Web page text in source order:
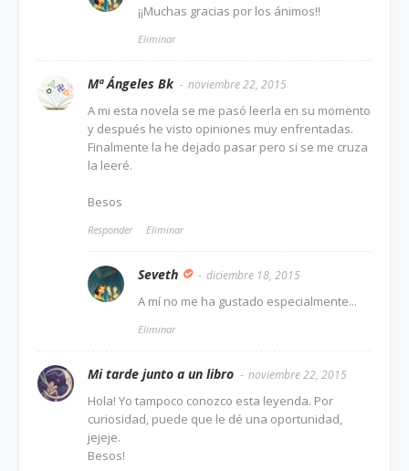
¡¡Muchas gracias por los ánimos!!
Eliminar
Mª Ángeles Bk noviembre 22, 2015
A mi esta novela se me pasó leerla en su momento
y después he visto opiniones muy enfrentadas.
Finalmente la he dejado pasar pero si se me cruza
la leeré.
Besos
Responder Eliminar
Seveth diciembre 18, 2015
A mí no me ha gustado especialmente...
Eliminar
Mi tarde junto a un libro noviembre 22, 2015
Hola! Yo tampoco conozco esta leyenda. Por
curiosidad, puede que le dé una oportunidad,
jejeje.
Besos!